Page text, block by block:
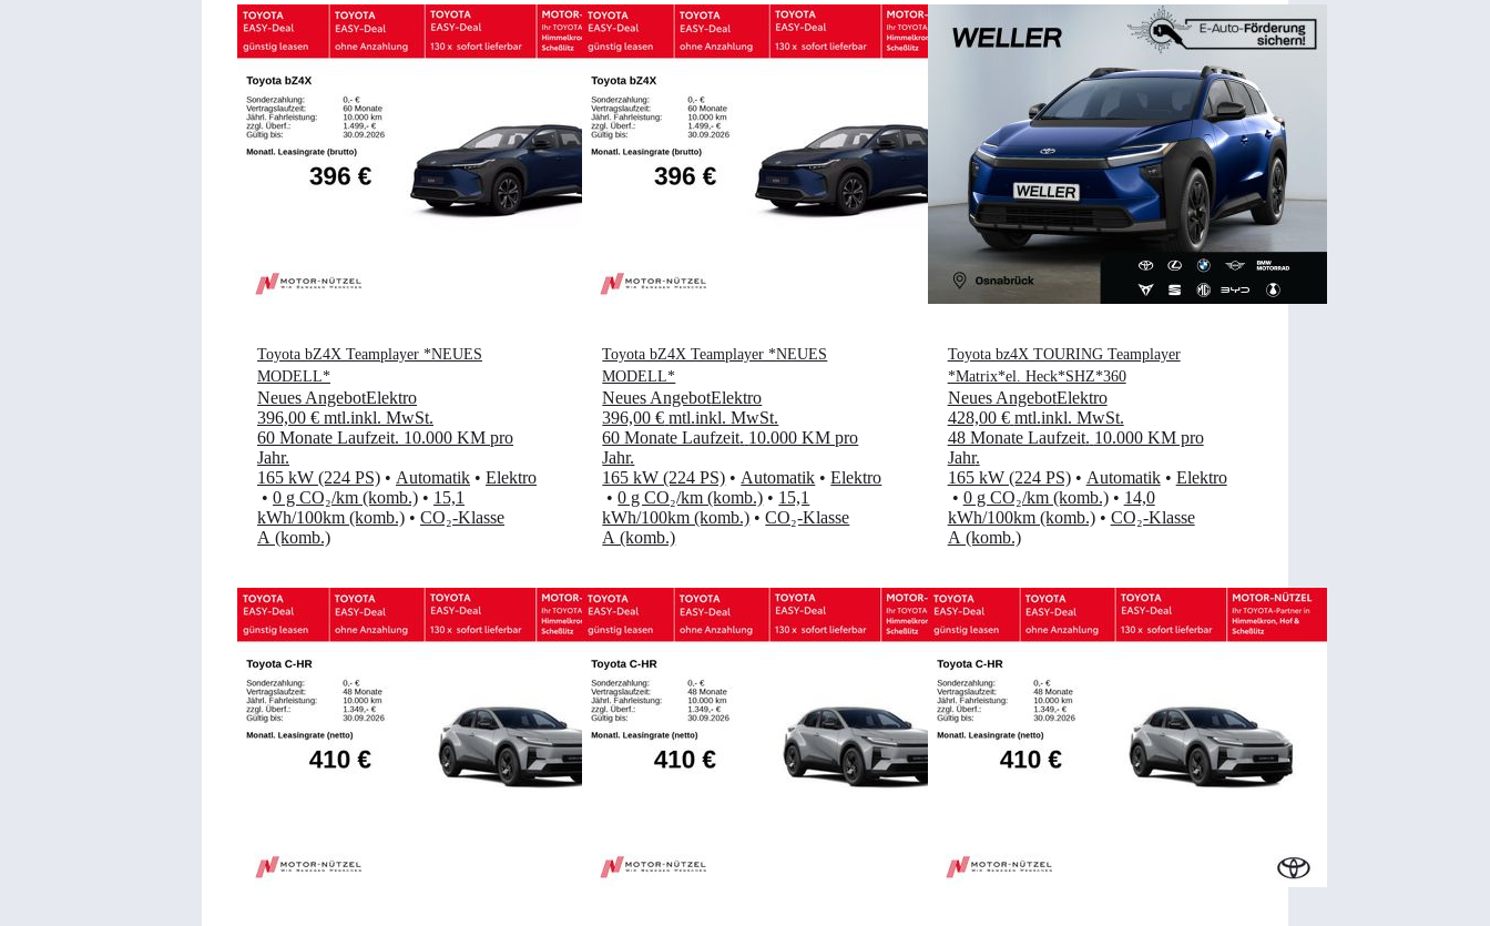
Toyota bZ4X Teamplayer *NEUES
MODELL*
Neues AngebotElektro
396,00 € mtl.inkl. MwSt.
60 Monate Laufzeit. 10.000 KM pro
Jahr.
165 kW (224 PS) • Automatik • Elektro
• 0 g CO₂/km (komb.) • 15,1
kWh/100km (komb.) • CO₂-Klasse
A (komb.)
Toyota bZ4X Teamplayer *NEUES
MODELL*
Neues AngebotElektro
396,00 € mtl.inkl. MwSt.
60 Monate Laufzeit. 10.000 KM pro
Jahr.
165 kW (224 PS) • Automatik • Elektro
• 0 g CO₂/km (komb.) • 15,1
kWh/100km (komb.) • CO₂-Klasse
A (komb.)
Toyota bz4X TOURING Teamplayer
*Matrix*el. Heck*SHZ*360
Neues AngebotElektro
428,00 € mtl.inkl. MwSt.
48 Monate Laufzeit. 10.000 KM pro
Jahr.
165 kW (224 PS) • Automatik • Elektro
• 0 g CO₂/km (komb.) • 14,0
kWh/100km (komb.) • CO₂-Klasse
A (komb.)